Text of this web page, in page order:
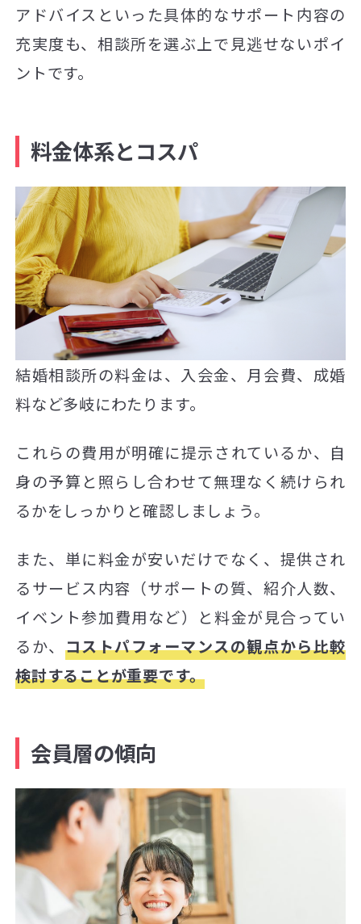
アドバイスといった具体的なサポート内容の
充実度も、相談所を選ぶ上で見逃せないポイ
ントです。
料金体系とコスパ
結婚相談所の料金は、入会金、月会費、成婚
料など多岐にわたります。
これらの費用が明確に提示されているか、自
身の予算と照らし合わせて無理なく続けられ
るかをしっかりと確認しましょう。
また、単に料金が安いだけでなく、提供され
るサービス内容（サポートの質、紹介人数、
イベント参加費用など）と料金が見合ってい
るか、 コストパフォーマンスの観点から比較
検討することが重要です。
会員層の傾向